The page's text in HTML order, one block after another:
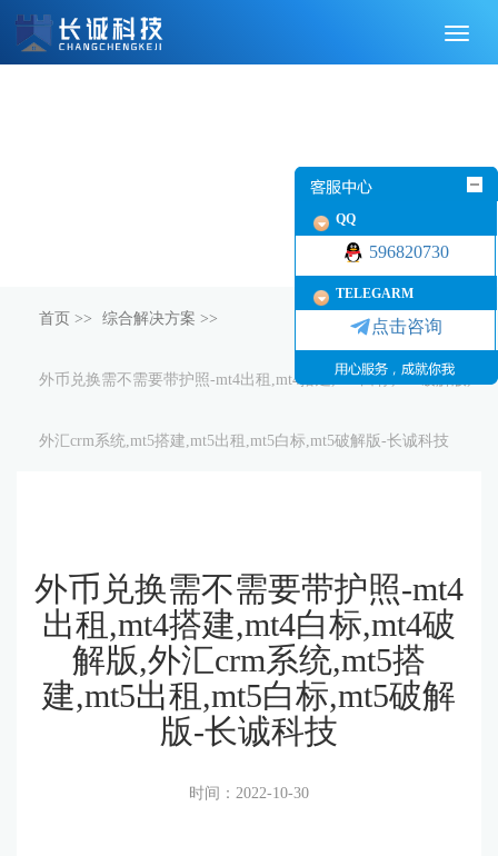
切
首页 >> 综合解决方案 >>
外币兑换需不需要带护照-mt4出租,mt4搭建,mt4白标,mt4破解版,
外汇crm系统,mt5搭建,mt5出租,mt5白标,mt5破解版-长诚科技
外币兑换需不需要带护照-mt4
出租,mt4搭建,mt4白标,mt4破
解版,外汇crm系统,mt5搭
建,mt5出租,mt5白标,mt5破解
版-长诚科技
时间：2022-10-30
QQ
596820730
TELEGARM
点击咨询